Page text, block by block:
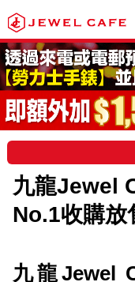
九龍Jewel
No.1收購放
九龍Jewel